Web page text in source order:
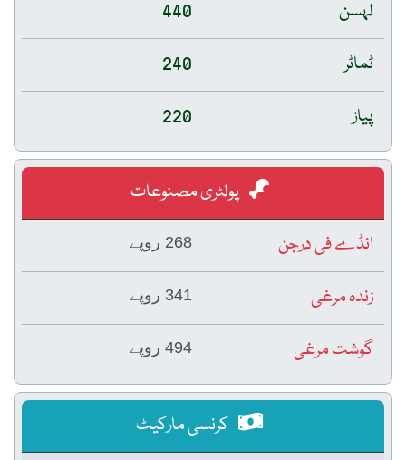
لہسن
440
ٹماٹر
240
پیاز
220
پولٹری مصنوعات
انڈے فی درجن
268 روپے
زندہ مرغی 341 روپے
گوشت مرغی 494 روپے
کرنسی مارکیٹ